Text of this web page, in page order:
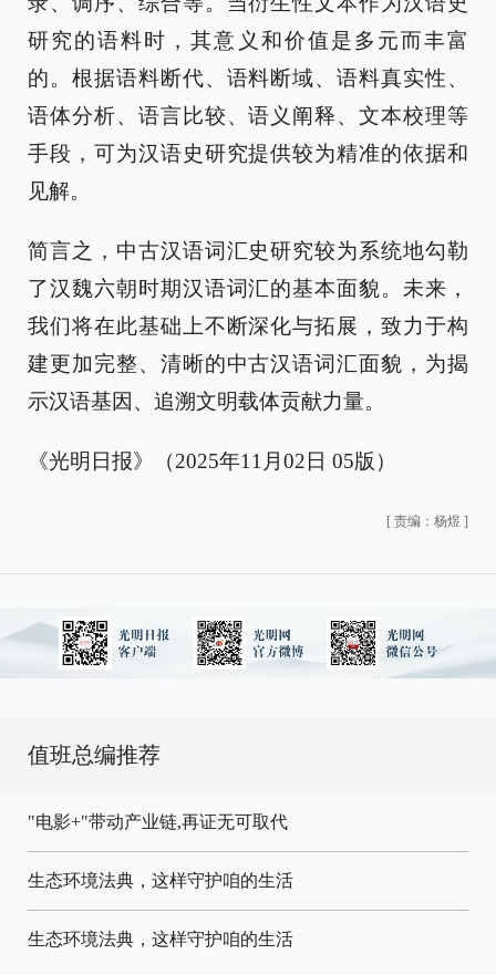
研究的语料时，其意义和价值是多元而丰富
的。根据语料断代、语料断域、语料真实性、
语体分析、语言比较、语义阐释、文本校理等
手段，可为汉语史研究提供较为精准的依据和
见解。
简言之，中古汉语词汇史研究较为系统地勾勒
了汉魏六朝时期汉语词汇的基本面貌。未来，
我们将在此基础上不断深化与拓展，致力于构
建更加完整、清晰的中古汉语词汇面貌，为揭
示汉语基因、追溯文明载体贡献力量。
《光明日报》（2025年11月02日 05版）
[ 责编：杨煜 ]
值班总编推荐
"电影+"带动产业链,再证无可取代
生态环境法典，这样守护咱的生活
生态环境法典，这样守护咱的生活